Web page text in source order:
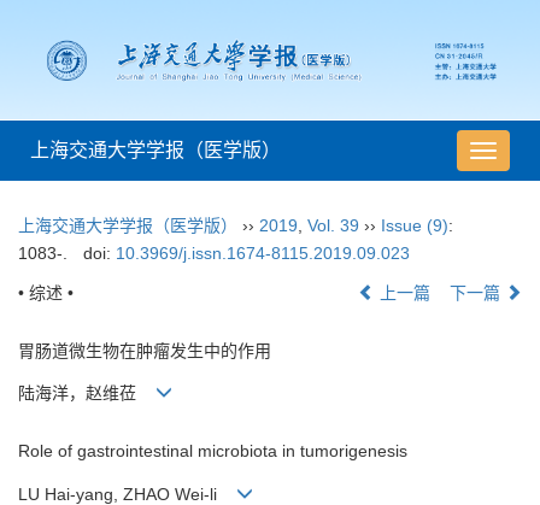
导
航
上海交通大学学报（医学版）
上海交通大学学报（医学版） ›› 2019 Vol. 39 ›› Issue (9):
1083-.
doi: 10.3969/j.issn.1674-8115.2019.09.023
• 综述 • 上一篇 下一篇
胃肠道微生物在肿瘤发生中的作用
陆海洋，赵维莅
Role of gastrointestinal microbiota in tumorigenesis
LU Hai-yang, ZHAO Wei-li